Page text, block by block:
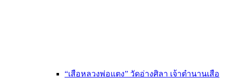
“เสือหลวงพ่อแตง” วัดอ่างศิลา เจ้าตำนานเสือ